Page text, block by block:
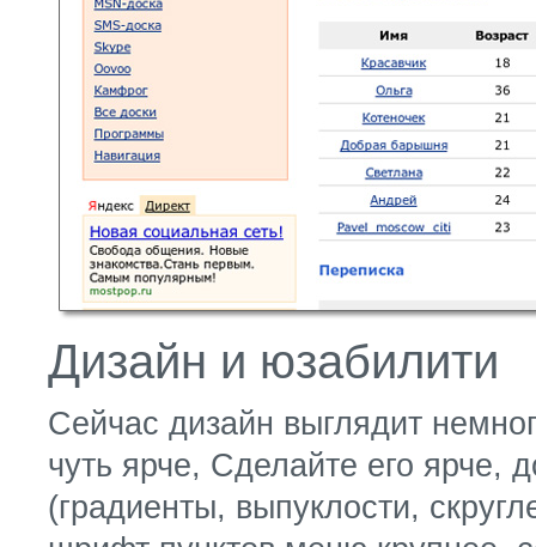
Дизайн и юзабилити
Сейчас дизайн выглядит
чуть ярче, Сделайте его ярче,
(градиенты, выпуклости,